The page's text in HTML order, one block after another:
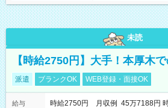
未読
【時給2750円】大手！本厚木
派遣 ブランクOK WEB登録・面接OK
給与
時給2750円 月収例 45万7188円